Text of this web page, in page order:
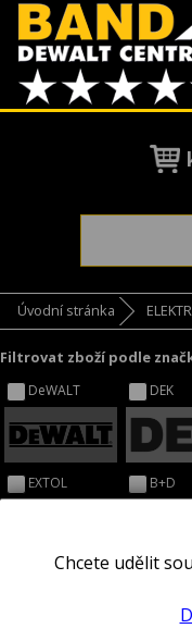
Úvodní stránka
Filtrovat zboží podle
DeWALT DEK
EXTOL B+D
Chcete udělit